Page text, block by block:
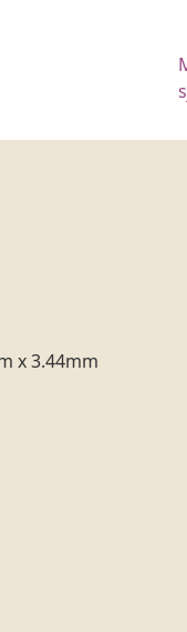
x 3.44mm